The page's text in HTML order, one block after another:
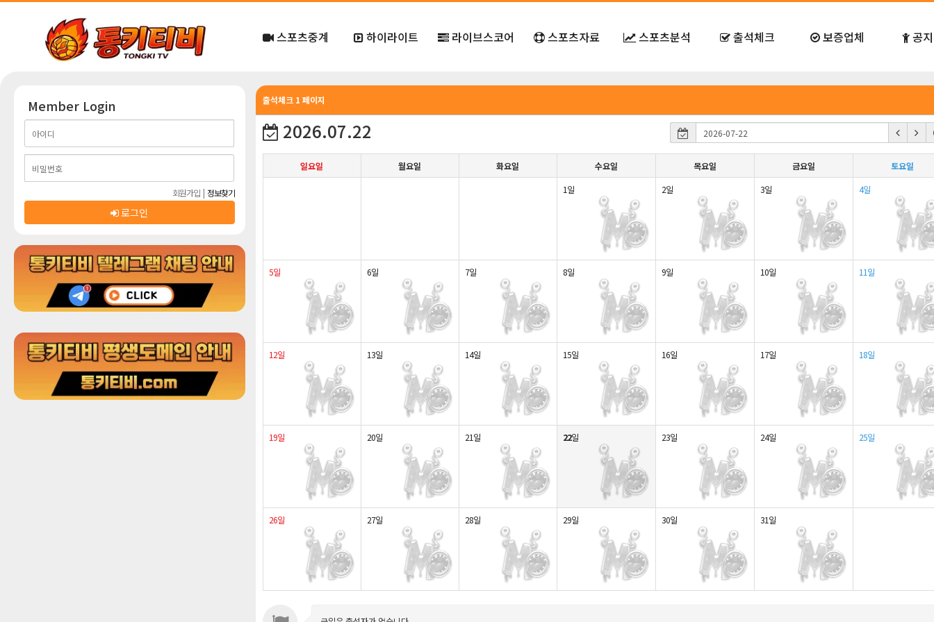
스포츠중계 하이라이트 라이브스코어 스포츠자료 스포츠분석 출석체크 보증업체 공
출석체크 1 페이지
2026.07.22
일요일 월요일 화요일 수요일 목요일 금요일
토요일
1일
2일 3일 4일
5일 6일 7일 8일 9일 10일 11일
12일 13일 14일 15일 16일 17일 18일
19일 20일 21일 22일 23일 24일 25일
26일 27일 28일 29일 30일 31일
Member Login
회원가입 | 정보찾기
로그인